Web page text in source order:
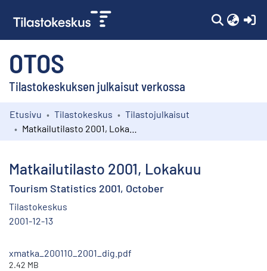
OTOS
Tilastokeskuksen julkaisut verkossa
Kokoelmat
Etusivu Tilastokeskus
Tilastojulkaisut
Matkailutilasto 2001, Lokakuu
Tourism Statistics 2001, October
Tilastokeskus
2001-12-13
xmatka_200110_2001_dig.pdf
2.42 MB